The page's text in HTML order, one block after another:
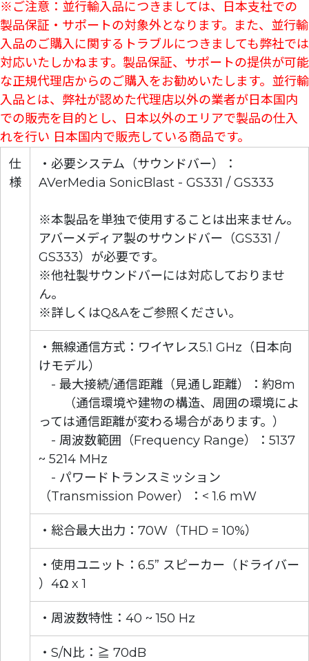
※ご注意：並行輸入品につきましては、日本支社での
製品保証・サポートの対象外となります。また、並行輸
入品のご購入に関するトラブルにつきましても弊社では
対応いたしかねます。製品保証、サポートの提供が可能
な正規代理店からのご購入をお勧めいたします。並行輸
入品とは、弊社が認めた代理店以外の業者が日本国内
での販売を目的とし、日本以外のエリアで製品の仕入
れを行い 日本国内で販売している商品です。
仕
様
・必要システム（サウンドバー）：
AVerMedia SonicBlast - GS331 / GS333
※本製品を単独で使用することは出来ません。
アバーメディア製のサウンドバー（GS331 /
GS333）が必要です。
※他社製サウンドバーには対応しておりませ
ん。
※詳しくはQ&Aをご参照ください。
・無線通信方式：ワイヤレス5.1 GHz（日本向
けモデル）
- 最大接続/通信距離（見通し距離）：約8m
（通信環境や建物の構造、周囲の環境によ
っては通信距離が変わる場合があります。）
- 周波数範囲（Frequency Range）：5137
~ 5214 MHz
- パワードトランスミッション
（Transmission Power）：< 1.6 mW
・総合最大出力：70W（THD = 10%）
・使用ユニット：6.5” スピーカー（ドライバー
）4Ω x 1
・周波数特性：40 ~ 150 Hz
・S/N比：≧ 70dB